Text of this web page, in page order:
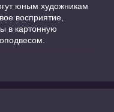
юным художникам
восприятие,
в картонную